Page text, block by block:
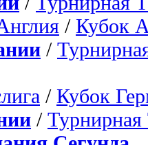
/ Кубок
/
/ Кубок
/ Турнирная